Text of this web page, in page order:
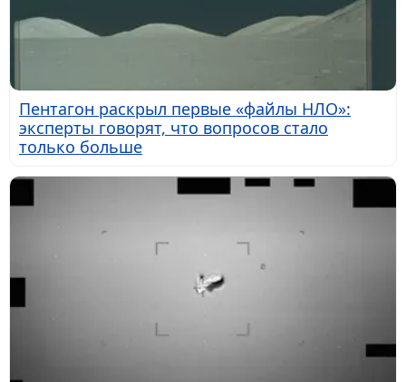
Пентагон раскрыл первые «файлы НЛО»:
эксперты говорят, что вопросов стало
только больше